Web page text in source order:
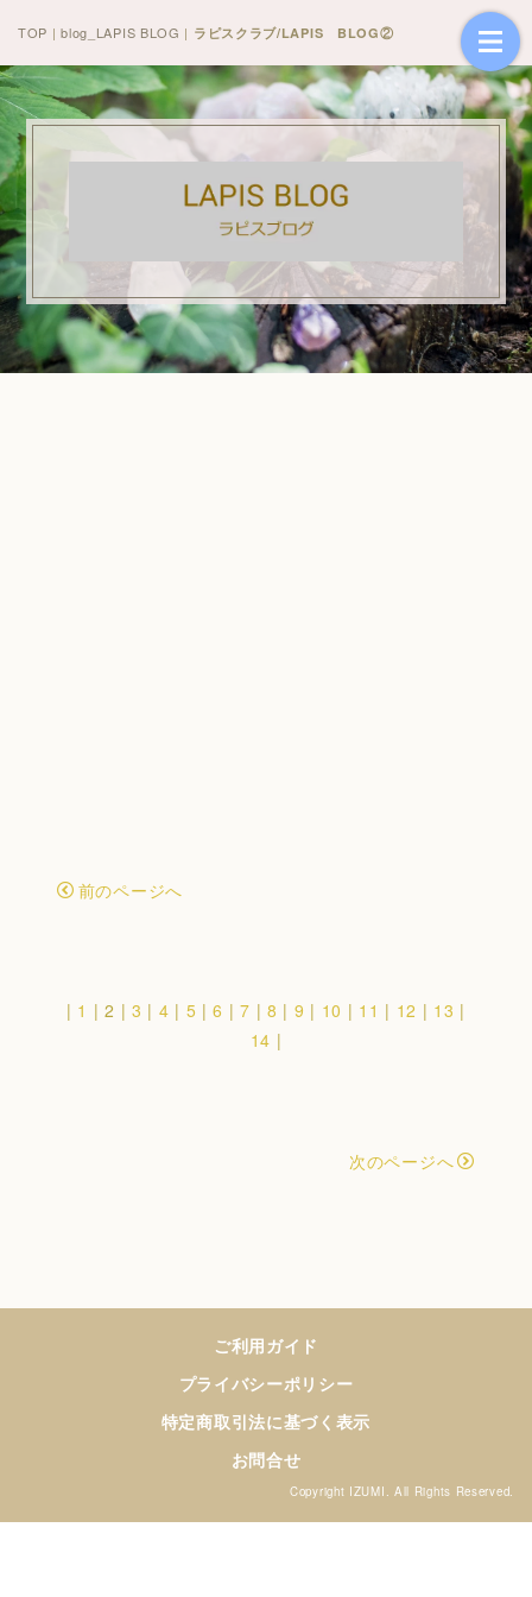
TOP |blog_LAPIS BLOG | ラピスクラブ/LAPIS BLOG②
前のページへ
| 1 | 2 | 3 | 4 | 5 | 6 | 7 | 8 | 9 | 10 | 11 | 12 | 13 |
14 |
次のページへ
ご利用ガイド
プライバシーポリシー
特定商取引法に基づく表示
お問合せ
Copyright IZUMI. All Rights Reserved.